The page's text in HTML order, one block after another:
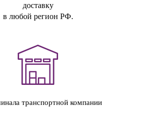
доставку
в любой регион РФ.
транспортной компании